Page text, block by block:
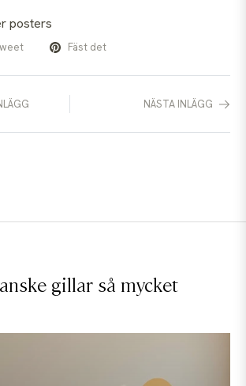
posters
Fäst det
NÄSTA INLÄGG
gillar så mycket